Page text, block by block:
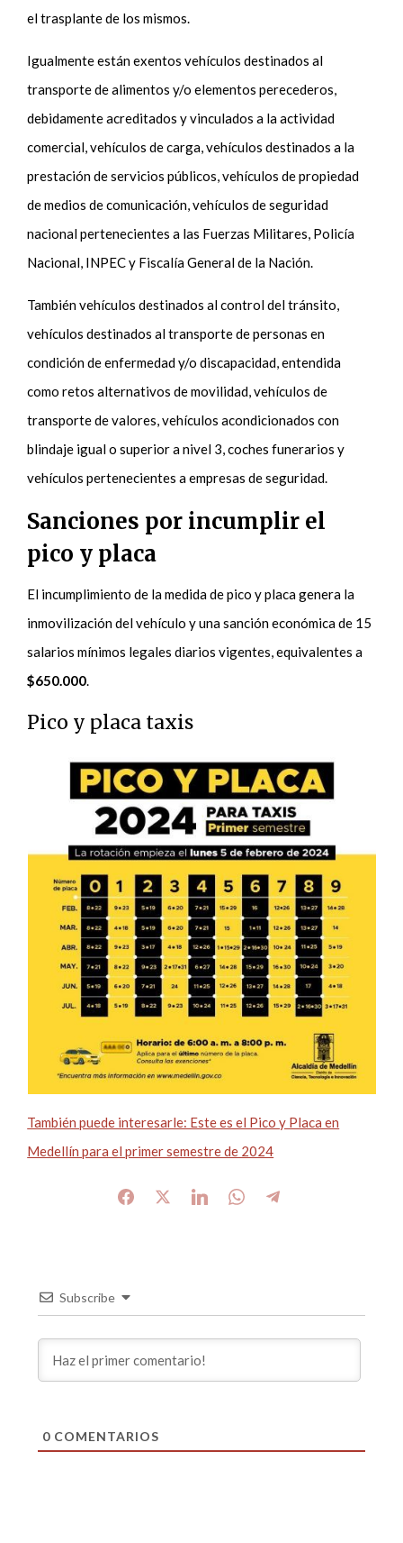
el trasplante de los mismos.
Igualmente están exentos vehículos destinados al
transporte de alimentos y/o elementos perecederos,
debidamente acreditados y vinculados a la actividad
comercial, vehículos de carga, vehículos destinados a la
prestación de servicios públicos, vehículos de propiedad
de medios de comunicación, vehículos de seguridad
nacional pertenecientes a las Fuerzas Militares, Policía
Nacional, INPEC y Fiscalía General de la Nación.
También vehículos destinados al control del tránsito,
vehículos destinados al transporte de personas en
condición de enfermedad y/o discapacidad, entendida
como retos alternativos de movilidad, vehículos de
transporte de valores, vehículos acondicionados con
blindaje igual o superior a nivel 3, coches funerarios y
vehículos pertenecientes a empresas de seguridad.
Sanciones por incumplir el
pico y placa
El incumplimiento de la medida de pico y placa genera la
inmovilización del vehículo y una sanción económica de 15
salarios mínimos legales diarios vigentes, equivalentes a
$650.000.
Pico y placa taxis
También puede interesarle: Este es el Pico y Placa en
Medellín para el primer semestre de 2024
Subscribe
0COMENTARIOS